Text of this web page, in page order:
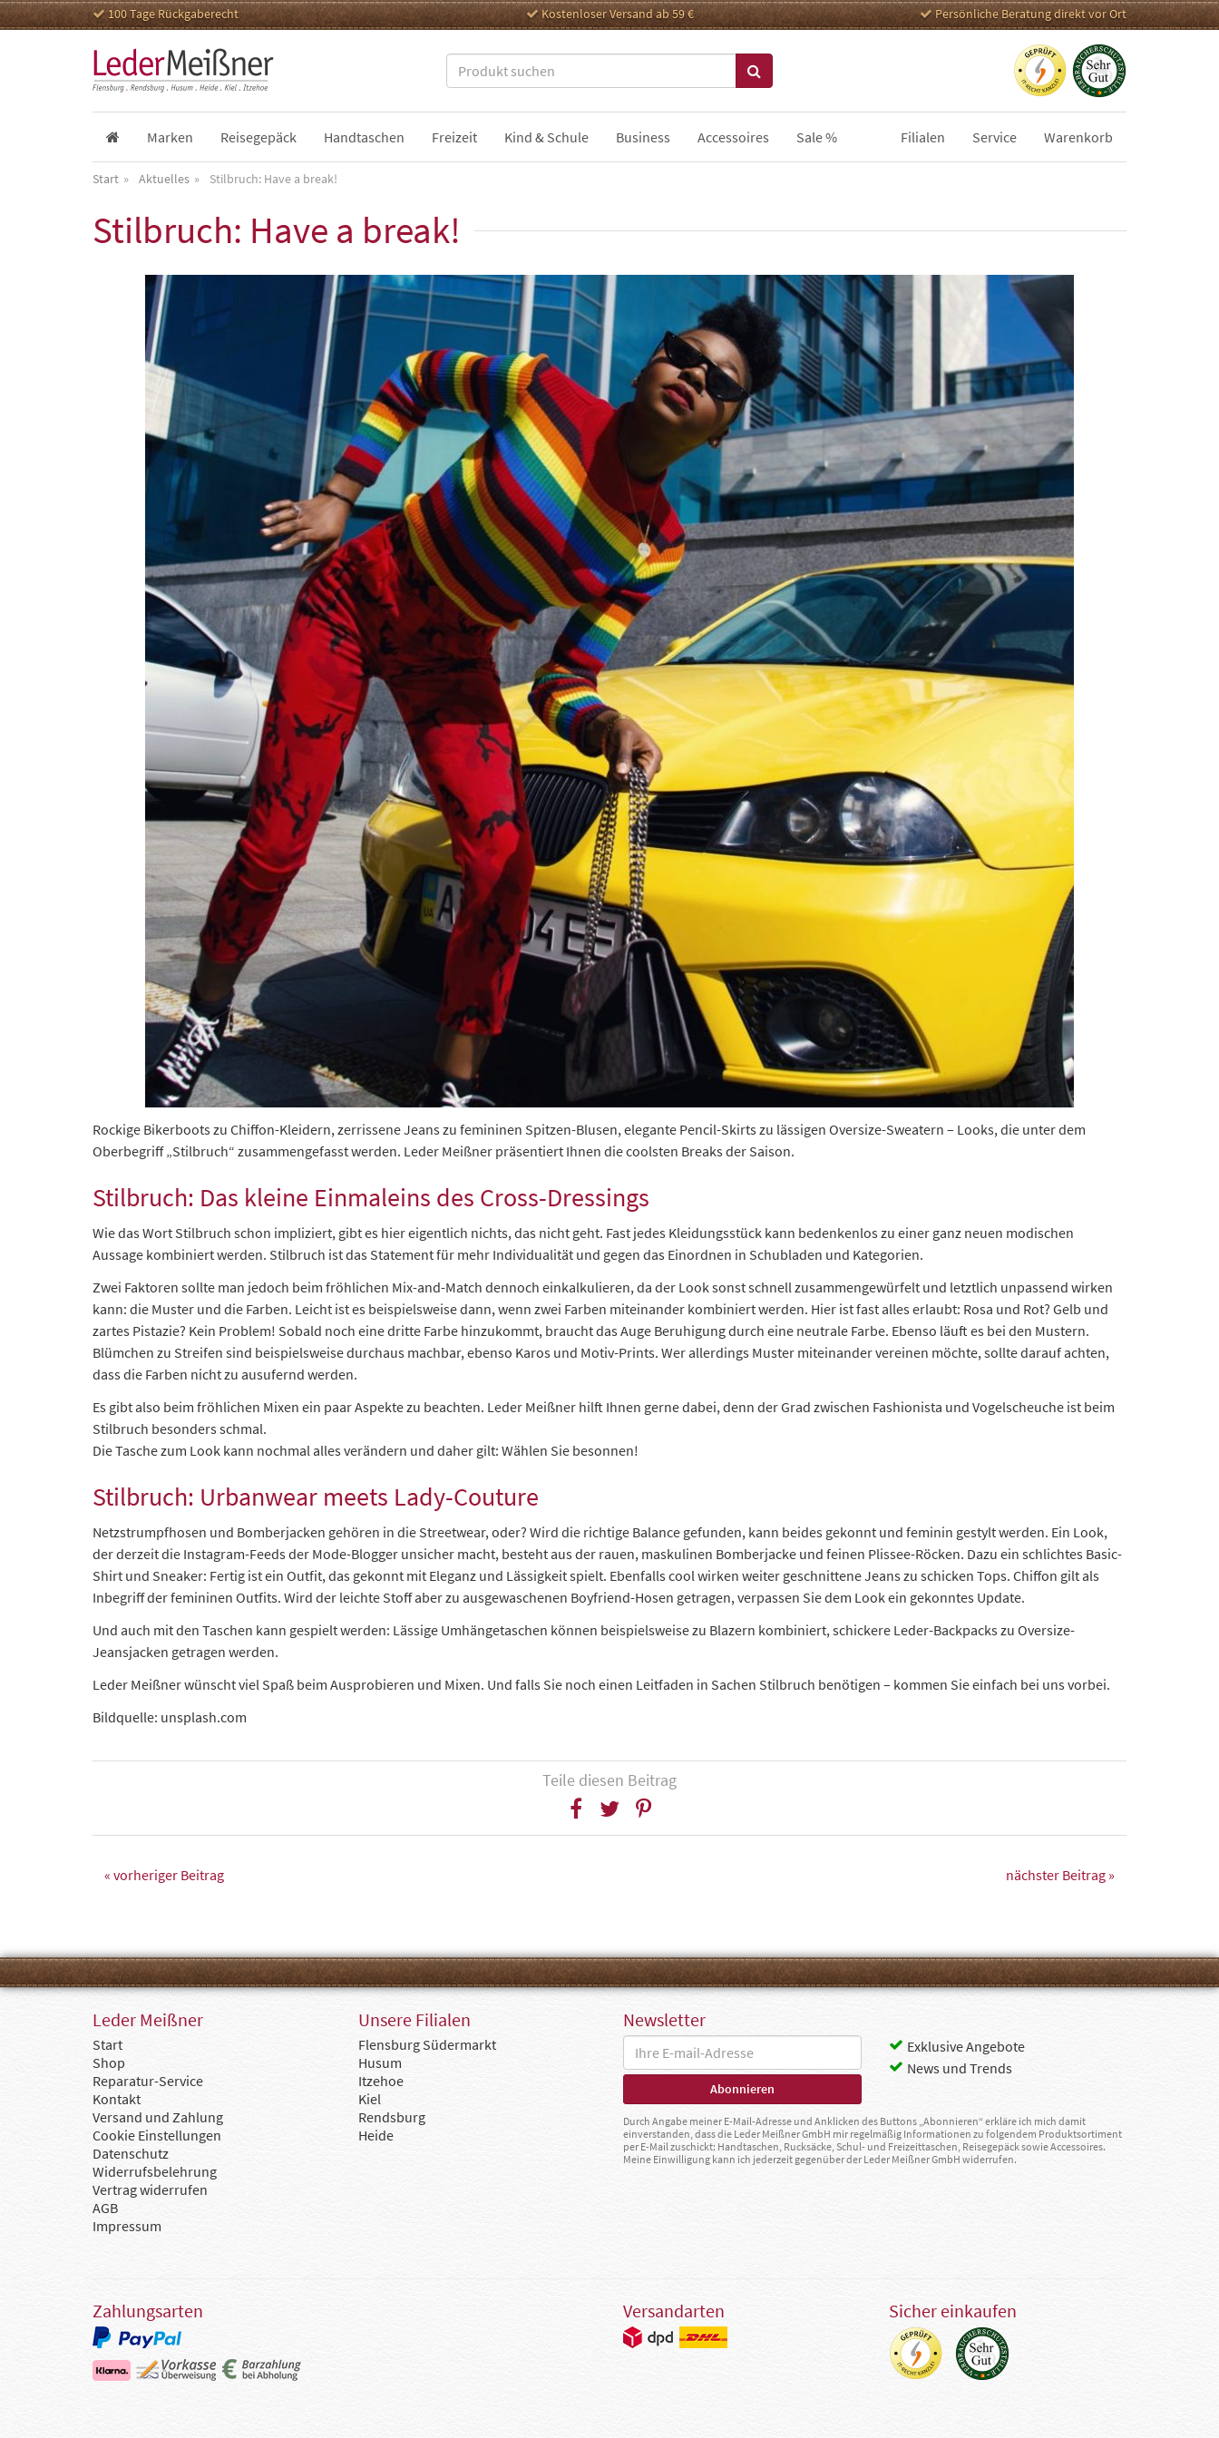
100 Tage Rückgaberecht Kostenloser Versand ab 59 € Persönliche Beratung direkt vor Ort
Marken Reisegepäck Handtaschen Freizeit Kind & Schule Business Accessoires Sale % Filialen Service Warenkorb
Start Aktuelles Stilbruch: Have a break!
Stilbruch: Have a break!
Rockige Bikerboots zu Chiffon-Kleidern, zerrissene Jeans zu femininen Spitzen-Blusen, elegante Pencil-Skirts zu lässigen Oversize-Sweatern – Looks, die unter dem
Oberbegriff „Stilbruch“ zusammengefasst werden. Leder Meißner präsentiert Ihnen die coolsten Breaks der Saison.
Stilbruch: Das kleine Einmaleins des Cross-Dressings
Wie das Wort Stilbruch schon impliziert, gibt es hier eigentlich nichts, das nicht geht. Fast jedes Kleidungsstück kann bedenkenlos zu einer ganz neuen modischen
Aussage kombiniert werden. Stilbruch ist das Statement für mehr Individualität und gegen das Einordnen in Schubladen und Kategorien.
Zwei Faktoren sollte man jedoch beim fröhlichen Mix-and-Match dennoch einkalkulieren, da der Look sonst schnell zusammengewürfelt und letztlich unpassend wirken
kann: die Muster und die Farben. Leicht ist es beispielsweise dann, wenn zwei Farben miteinander kombiniert werden. Hier ist fast alles erlaubt: Rosa und Rot? Gelb und
zartes Pistazie? Kein Problem! Sobald noch eine dritte Farbe hinzukommt, braucht das Auge Beruhigung durch eine neutrale Farbe. Ebenso läuft es bei den Mustern.
Blümchen zu Streifen sind beispielsweise durchaus machbar, ebenso Karos und Motiv-Prints. Wer allerdings Muster miteinander vereinen möchte, sollte darauf achten,
dass die Farben nicht zu ausufernd werden.
Es gibt also beim fröhlichen Mixen ein paar Aspekte zu beachten. Leder Meißner hilft Ihnen gerne dabei, denn der Grad zwischen Fashionista und Vogelscheuche ist beim
Stilbruch besonders schmal.
Die Tasche zum Look kann nochmal alles verändern und daher gilt: Wählen Sie besonnen!
Stilbruch: Urbanwear meets Lady-Couture
Netzstrumpfhosen und Bomberjacken gehören in die Streetwear, oder? Wird die richtige Balance gefunden, kann beides gekonnt und feminin gestylt werden. Ein Look,
der derzeit die Instagram-Feeds der Mode-Blogger unsicher macht, besteht aus der rauen, maskulinen Bomberjacke und feinen Plissee-Röcken. Dazu ein schlichtes Basic-
Shirt und Sneaker: Fertig ist ein Outfit, das gekonnt mit Eleganz und Lässigkeit spielt. Ebenfalls cool wirken weiter geschnittene Jeans zu schicken Tops. Chiffon gilt als
Inbegriff der femininen Outfits. Wird der leichte Stoff aber zu ausgewaschenen Boyfriend-Hosen getragen, verpassen Sie dem Look ein gekonntes Update.
Und auch mit den Taschen kann gespielt werden: Lässige Umhängetaschen können beispielsweise zu Blazern kombiniert, schickere Leder-Backpacks zu Oversize-
Jeansjacken getragen werden.
Leder Meißner wünscht viel Spaß beim Ausprobieren und Mixen. Und falls Sie noch einen Leitfaden in Sachen Stilbruch benötigen – kommen Sie einfach bei uns vorbei.
Bildquelle: unsplash.com
Teile diesen Beitrag
« vorheriger Beitrag nächster Beitrag »
Leder Meißner
Start
Shop
Reparatur-Service
Kontakt
Versand und Zahlung
Cookie Einstellungen
Datenschutz
Widerrufsbelehrung
Vertrag widerrufen
AGB
Impressum
Unsere Filialen
Flensburg Südermarkt
Husum
Itzehoe
Kiel
Rendsburg
Heide
Newsletter
Exklusive Angebote
News und Trends
Durch Angabe meiner E-Mail-Adresse und Anklicken des Buttons „Abonnieren“ erkläre ich mich damit
einverstanden, dass die Leder Meißner GmbH mir regelmäßig Informationen zu folgendem Produktsortiment
per E-Mail zuschickt: Handtaschen, Rucksäcke, Schul- und Freizeittaschen, Reisegepäck sowie Accessoires.
Meine Einwilligung kann ich jederzeit gegenüber der Leder Meißner GmbH widerrufen.
Zahlungsarten Versandarten Sicher einkaufen